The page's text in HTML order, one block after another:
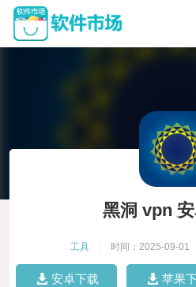
黑洞 vpn
工具 时间：2025-09-01
安卓下载 苹果